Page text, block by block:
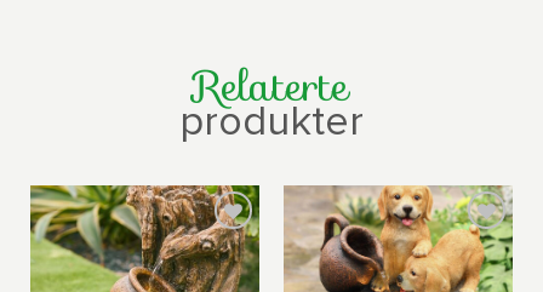
Relaterte
produkter